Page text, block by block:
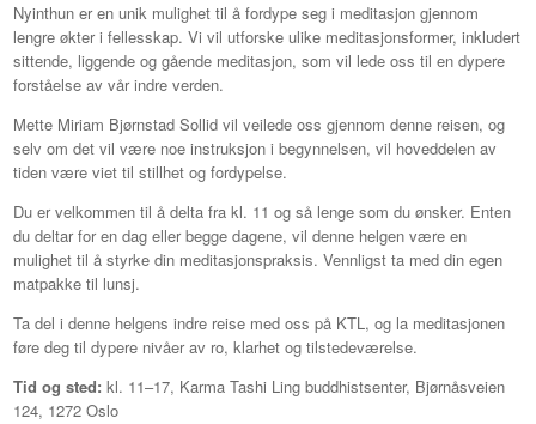
Nyinthun er en unik mulighet til å fordype seg i meditasjon gjennom
lengre økter i fellesskap. Vi vil utforske ulike meditasjonsformer, inkludert
sittende, liggende og gående meditasjon, som vil lede oss til en dypere
forståelse av vår indre verden.
Mette Miriam Bjørnstad Sollid vil veilede oss gjennom denne reisen, og
selv om det vil være noe instruksjon i begynnelsen, vil hoveddelen av
tiden være viet til stillhet og fordypelse.
Du er velkommen til å delta fra kl. 11 og så lenge som du ønsker. Enten
du deltar for en dag eller begge dagene, vil denne helgen være en
mulighet til å styrke din meditasjonspraksis. Vennligst ta med din egen
matpakke til lunsj.
Ta del i denne helgens indre reise med oss på KTL, og la meditasjonen
føre deg til dypere nivåer av ro, klarhet og tilstedeværelse.
Tid og sted: kl. 11–17, Karma Tashi Ling buddhistsenter, Bjørnåsveien
124, 1272 Oslo